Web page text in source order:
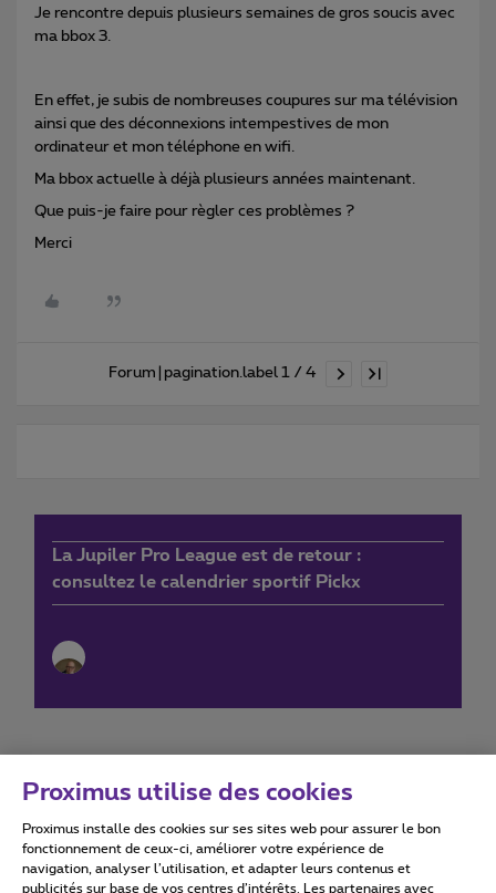
Je rencontre depuis plusieurs semaines de gros soucis avec
ma bbox 3.
En effet, je subis de nombreuses coupures sur ma télévision
ainsi que des déconnexions intempestives de mon
ordinateur et mon téléphone en wifi.
Ma bbox actuelle à déjà plusieurs années maintenant.
Que puis-je faire pour règler ces problèmes ?
Merci
Forum|pagination.label 1 / 4
La Jupiler Pro League est de retour :
consultez le calendrier sportif Pickx
Conditions d'utilisation Accessibility statement
Proximus utilise des cookies
Proximus installe des cookies sur ses sites web pour assurer le bon
fonctionnement de ceux-ci, améliorer votre expérience de
navigation, analyser l’utilisation, et adapter leurs contenus et
publicités sur base de vos centres d’intérêts. Les partenaires avec